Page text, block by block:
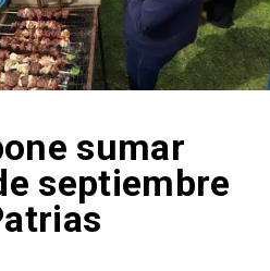
sumar
septiembre